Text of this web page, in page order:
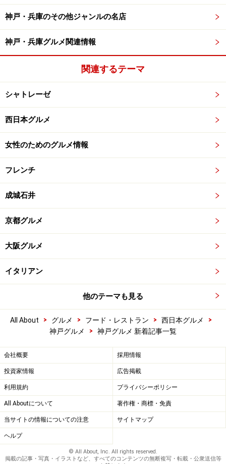
神戸・兵庫のその他ジャンルの名店
神戸・兵庫グルメ関連情報
関連するテーマ
シャトレーゼ
西日本グルメ
女性のためのグルメ情報
フレンチ
成城石井
京都グルメ
大阪グルメ
イタリアン
他のテーマも見る
All About > グルメ > フード・レストラン > 西日本グルメ
>
神戸グルメ
> 神戸グルメ 新着記事一覧
会社概要 採用情報
投資家情報 広告掲載
利用規約 プライバシーポリシー
All Aboutについて 著作権・商標・免責
当サイトの情報についての注意 サイトマップ
ヘルプ
© All About, Inc. All rights reserved.
掲載の記事・写真・イラストなど、すべてのコンテンツの無断複写・転載・公衆送信等